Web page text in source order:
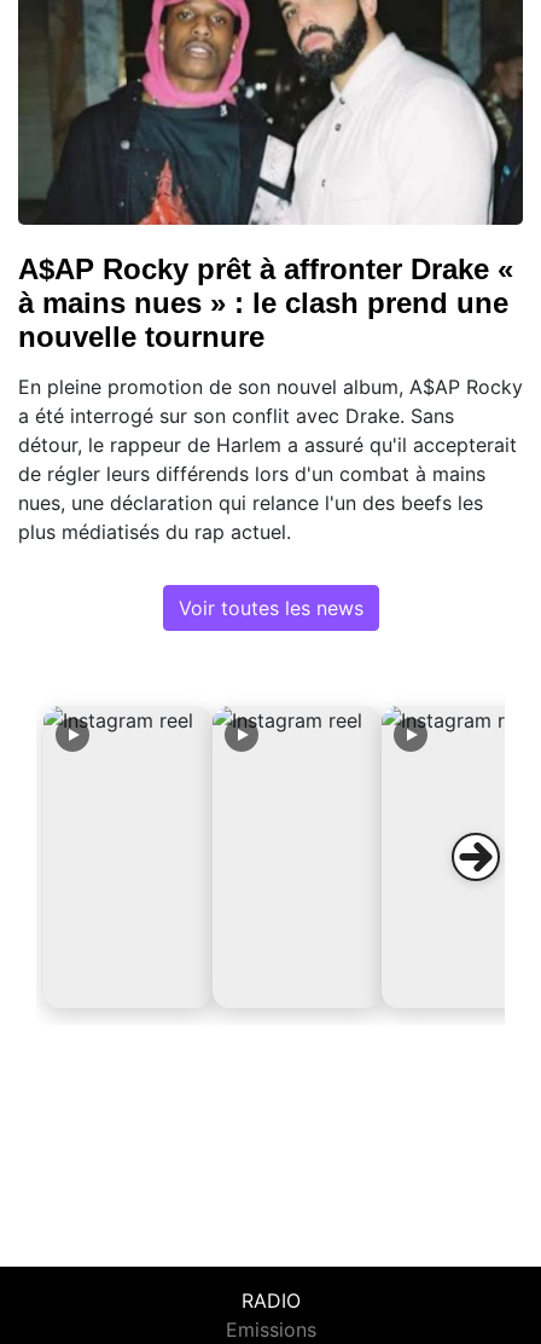
A$AP Rocky prêt à affronter Drake «
à mains nues » : le clash prend une
nouvelle tournure
En pleine promotion de son nouvel album, A$AP Rocky
a été interrogé sur son conflit avec Drake. Sans
détour, le rappeur de Harlem a assuré qu'il accepterait
de régler leurs différends lors d'un combat à mains
nues, une déclaration qui relance l'un des beefs les
plus médiatisés du rap actuel.
Voir toutes les news
RADIO
Emissions